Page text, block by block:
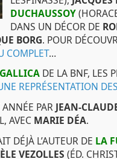
DUCHAUSSOY
DANS UN DÉCOR DE
BORG. POUR
COMPLET…
DE LA BNF, LES
REPRÉSENTATION DES
PAR JEAN-
AVEC MARIE DÉA.
DÉJÀ L’AUTEUR DE LA
VEZOLLES (ÉD.